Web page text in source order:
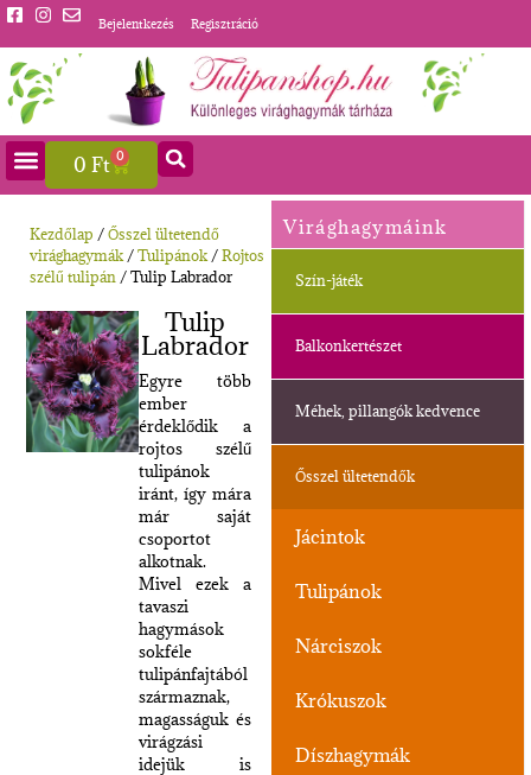
Bejelentkezés Regisztráció
0 Ft 0
Virághagymáink
Szín-játék
Balkonkertészet
Méhek, pillangók kedvence
Ősszel ültetendők
Jácintok
Tulipánok
Nárciszok
Krókuszok
Díszhagymák
Kezdőlap /Ősszel ültetendő
virághagymák/Tulipánok/Rojtos
szélű tulipán / Tulip Labrador
Tulip
Labrador
Egyre több
ember
érdeklődik a
rojtos szélű
tulipánok
iránt, így mára
már saját
csoportot
alkotnak.
Mivel ezek a
tavaszi
hagymások
sokféle
tulipánfajtából
származnak,
magasságuk és
virágzási
idejük is